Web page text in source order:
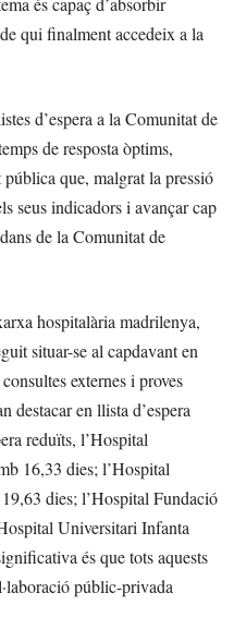
qui finalment accedeix a la
d’espera a la Comunitat de
de resposta òptims,
que, malgrat la pressió
seus indicadors i avançar cap
de la Comunitat de
hospitalària madrilenya,
situar-se al capdavant en
externes i proves
destacar en llista d’espera
reduïts, l’Hospital
16,33 dies; l’Hospital
dies; l’Hospital Fundació
Universitari Infanta
és que tots aquests
públic-privada